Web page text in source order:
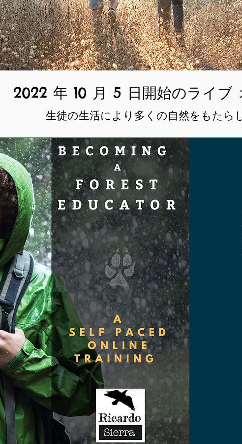
2022 年 10 月 5 日開始のライブ
生徒の生活により多くの自然をもたら